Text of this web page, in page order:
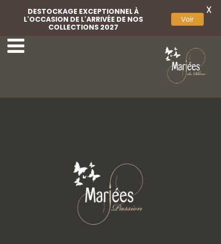
4-Monica Loretti 6-Monica Loretti
DESTOCKAGE EXCEPTIONNEL À
L'OCCASION DE L'ARRIVÉE DE NOS
COLLECTIONS 2027
Voir
X